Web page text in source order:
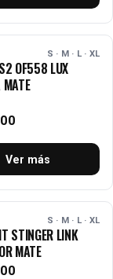
S · M · L · XL
OF558 LUX
MATE
Ver más
S · M · L · XL
STINGER LINK
MATE